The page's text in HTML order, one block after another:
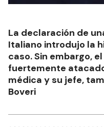
La declaración de
Italiano introdujo la
caso. Sin embargo,
fuertemente
médica y su jefe,
Boveri